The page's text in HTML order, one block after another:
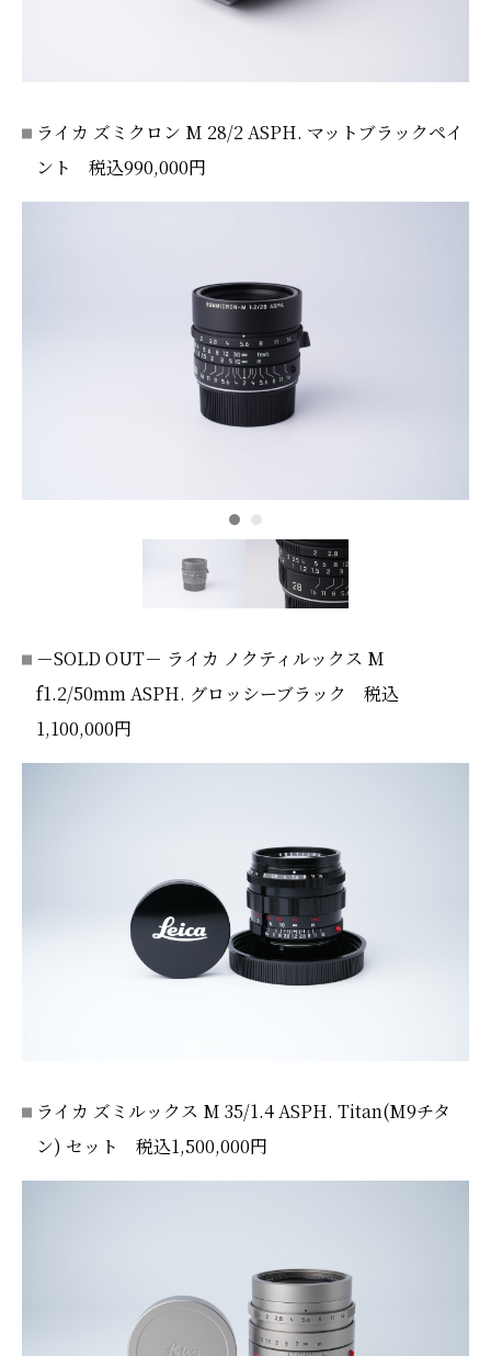
ライカ ズミクロン M 28/2 ASPH. マットブラックペイ
ント 税込990,000円
－SOLD OUT－ ライカ ノクティルックス M
f1.2/50mm ASPH. グロッシーブラック 税込
1,100,000円
ライカ ズミルックス M 35/1.4 ASPH. Titan(M9チタ
ン) セット 税込1,500,000円